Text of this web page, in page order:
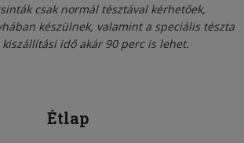
csak normál tésztával kérhetőek,
készülnek, valamint a speciális tészta
idő akár 90 perc is lehet.
Étlap